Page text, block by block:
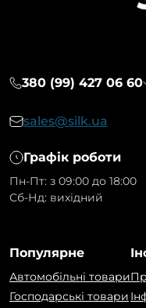
380 (99) 427 06 60
sales@silk.ua
Графік роботи
Пн-Пт: з 09:00 до 18:00
Сб-Нд: вихідний
Популярне
Автомобільні товари
Господарські товари